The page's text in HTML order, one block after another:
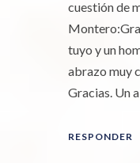
cuestión de
tuyo y un
abrazo muy
Gracias. Un
RESPONDER